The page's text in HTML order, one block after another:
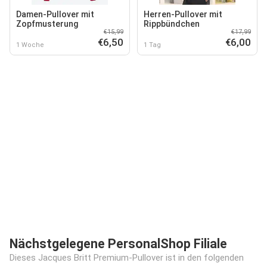
Damen-Pullover mit
Zopfmusterung
1 Woche
€15,99
€6,50
Herren-Pullover mit
Rippbündchen
1 Tag
€17,99
€6,00
Nächstgelegene PersonalShop Filiale
Dieses Jacques Britt Premium-Pullover ist in den folgenden